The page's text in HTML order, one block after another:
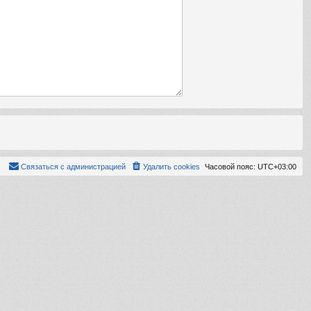
Часовой пояс: UTC+03:00
Удалить cookies
Связаться с администрацией